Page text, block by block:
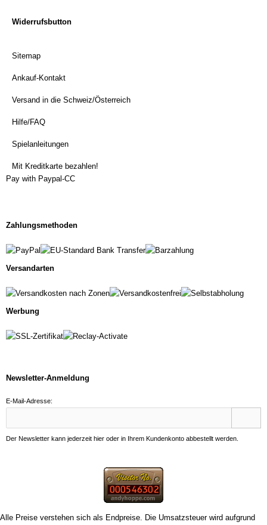
Widerrufsbutton
Sitemap
Ankauf-Kontakt
Versand in die Schweiz/Österreich
Hilfe/FAQ
Spielanleitungen
Mit Kreditkarte bezahlen!
Pay with Paypal-CC
Zahlungsmethoden
Versandarten
Werbung
Newsletter-Anmeldung
E-Mail-Adresse:
Der Newsletter kann jederzeit hier oder in Ihrem Kundenkonto abbestellt werden.
Alle Preise verstehen sich als Endpreise. Die Umsatzsteuer wird aufgrund